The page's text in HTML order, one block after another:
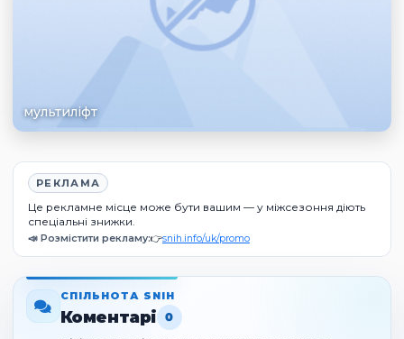
мультиліфт
РЕКЛАМА
Це рекламне місце може бути вашим — у міжсезоння діють
спеціальні знижки.
📣 Розмістити рекламу:👉snih.info/uk/promo
СПІЛЬНОТА SNIH
Коментарі 0